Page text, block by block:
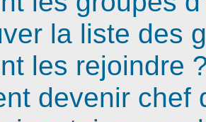
la liste des
les rejoindre
devenir chef